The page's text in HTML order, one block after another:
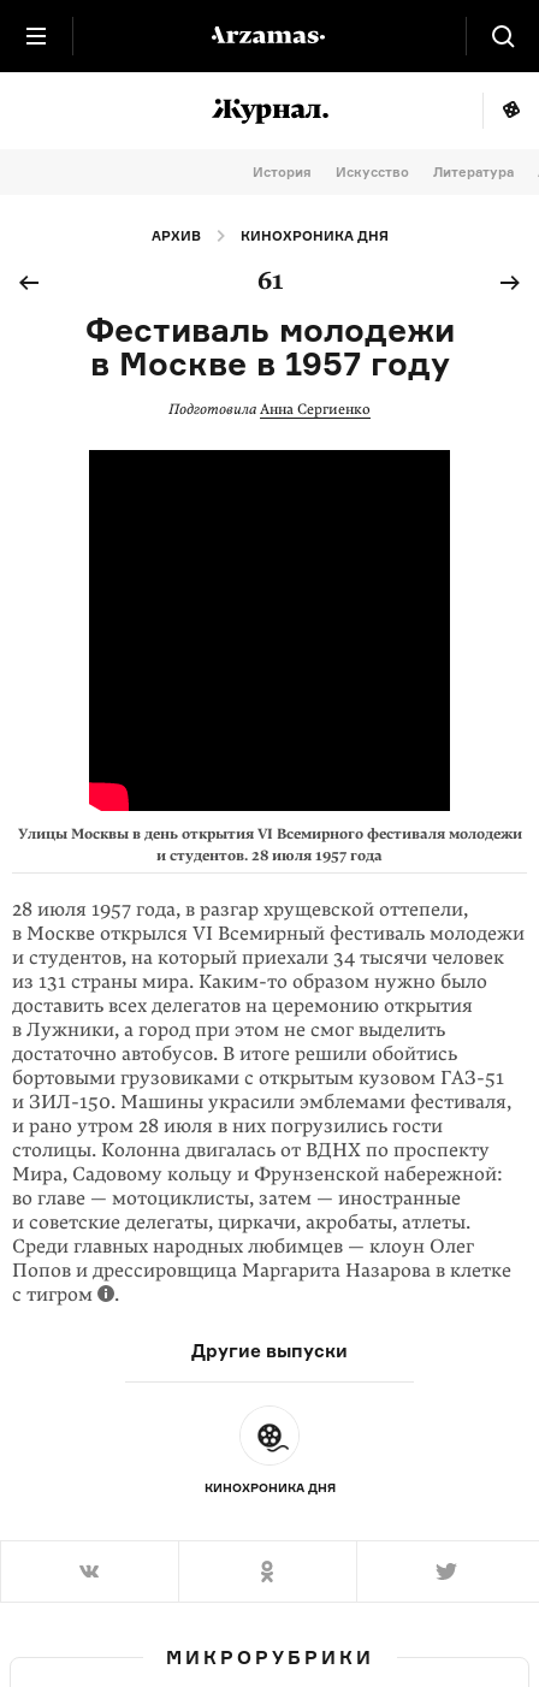
История Искусство Литература
АРХИВ КИНОХРОНИКА ДНЯ
61
Фестиваль молодежи
в Москве в 1957 году
Подготовила Анна Сергиенко
Улицы Москвы в день открытия VI Всемирного фестиваля молодежи
и студентов. 28 июля 1957 года
28 июля 1957 года, в разгар хрущев­ской оттепели,
в Москве открылся VI Все­мирный фестиваль молодежи
и студентов, на который приехали 34 тысячи человек
из 131 страны мира. Каким-то образом нужно было
доставить всех делегатов на церемо­нию открытия
в Лужники, а город при этом не смог выде­лить
достаточно автобусов. В итоге решили обойтись
бортовыми грузовиками с открытым кузовом ГАЗ-51
и ЗИЛ-150. Машины украсили эмблемами фести­валя,
и рано утром 28 июля в них погрузились гости
столицы. Колонна двига­лась от ВДНХ по проспекту
Мира, Садовому кольцу и Фрунзен­ской набереж­ной:
во главе — мотоциклисты, затем — иностранные
и советские делегаты, циркачи, акробаты, атлеты.
Среди главных народных любимцев — клоун Олег
Попов и дрессировщица Маргарита Назарова в клетке
с тигром
.
Другие выпуски
КИНОХРОНИКА ДНЯ
МИКРОРУБРИКИ